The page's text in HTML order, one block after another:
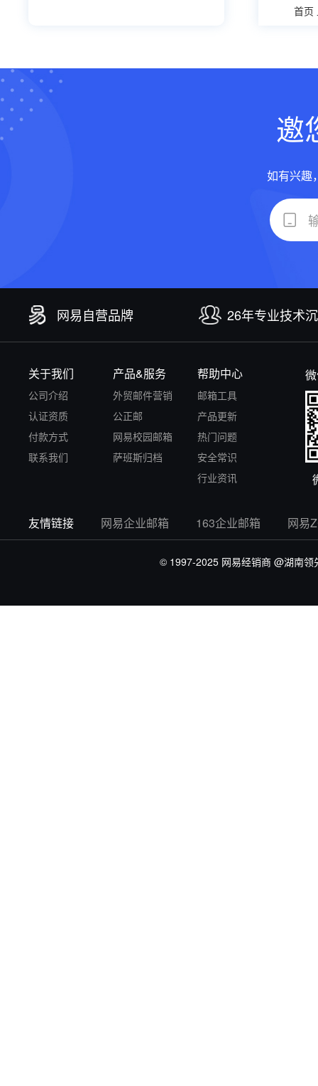
首页
邀
如有兴趣
网易自营品牌 26年专业技术
关于我们
公司介绍
认证资质
付款方式
联系我们
产品&服务
外贸邮件营销
公正邮
网易校园邮箱
萨班斯归档
帮助中心
邮箱工具
产品更新
热门问题
安全常识
行业资讯
友情链接 网易企业邮箱 163企业邮箱 网易
© 1997-2025 网易经销商 @湖南领